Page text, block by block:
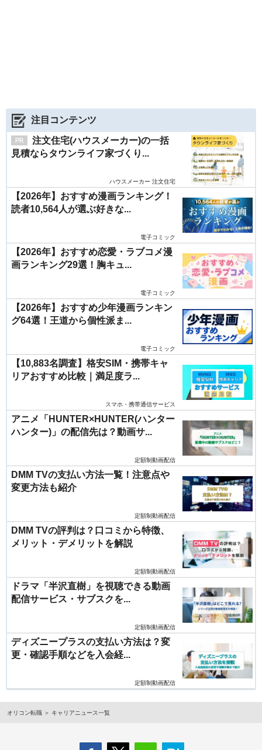
注目コンテンツ
注文住宅(ハウスメーカー)の一括
見積ならタウンライフ家づくり...
ハウスメーカー 注文住宅
【2026年】おすすめ漫画ランキング！
読者10,564人が選ぶ好きな...
電子コミック
【2026年】おすすめ恋愛・ラブコメ漫
画ランキング29選！胸キュ...
電子コミック
【2026年】おすすめ少年漫画ランキン
グ64選！王道から個性派ま...
電子コミック
【10,883名調査】格安SIM・携帯キャ
リアおすすめ比較｜満足度ラ...
スマホ・携帯通信サービス
アニメ「HUNTER×HUNTER(ハンター
ハンター)」の配信先は？動画サ...
定額制動画配信
DMM TVの支払い方法一覧！注意点や
変更方法も紹介
定額制動画配信
DMM TVの評判は？口コミから特徴、
メリット・デメリットを解説
定額制動画配信
ドラマ「半沢直樹」を視聴できる動画
配信サービス・サブスクを...
定額制動画配信
ディズニープラスの支払い方法は？変
更・確認手順などを入会経...
定額制動画配信
オリコン転職 キャリアニュース一覧